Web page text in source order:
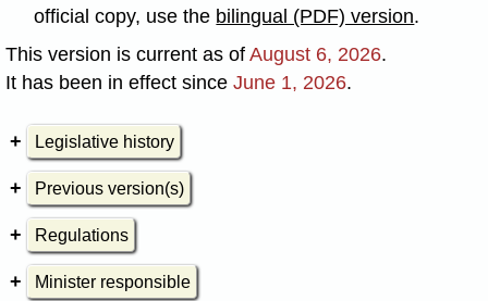
official copy, use the bilingual (PDF) version.
This version is current as of August 6, 2026.
It has been in effect since June 1, 2026.
Legislative history
Previous version(s)
Regulations
Minister responsible